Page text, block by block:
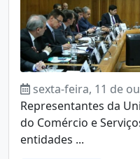
sexta-feira, 11 de
Representantes da
do Comércio e
entidades ...